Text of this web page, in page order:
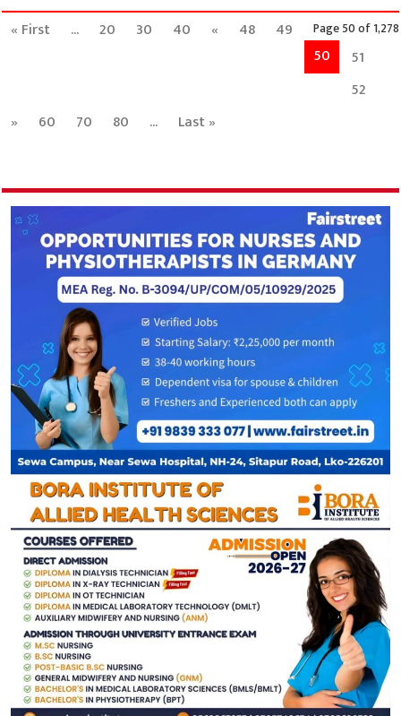
Page 50 of 1,278
« First ... 20 30 40 « 48
49
50
51
52
»
60 70 80 ... Last »